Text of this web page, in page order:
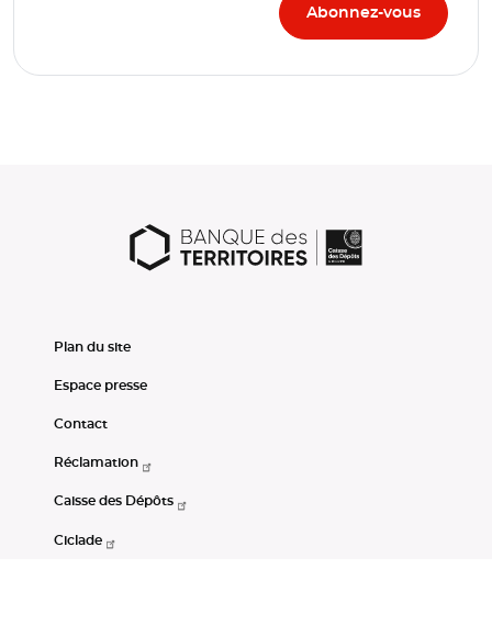
Plan du site
Espace presse
Contact
Réclamation
Caisse des Dépôts
Ciclade